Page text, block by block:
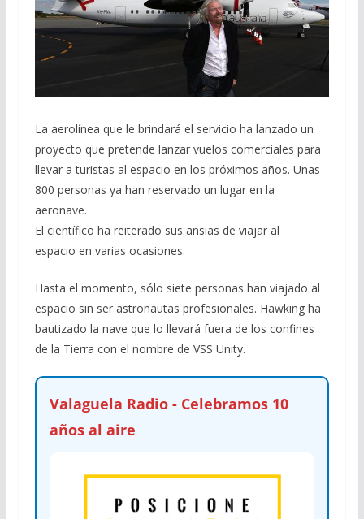
La aerolínea que le brindará el servicio ha lanzado un
proyecto que pretende lanzar vuelos comerciales para
llevar a turistas al espacio en los próximos años. Unas
800 personas ya han reservado un lugar en la
aeronave.
El científico ha reiterado sus ansias de viajar al
espacio en varias ocasiones.
Hasta el momento, sólo siete personas han viajado al
espacio sin ser astronautas profesionales. Hawking ha
bautizado la nave que lo llevará fuera de los confines
de la Tierra con el nombre de VSS Unity.
Valaguela Radio - Celebramos 10
años al aire